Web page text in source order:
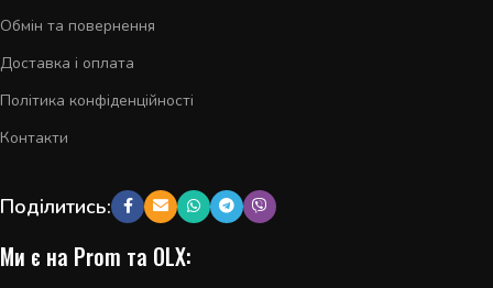
Обмін та повернення
Доставка і оплата
Політика конфіденційності
Контакти
Поділитись:
Ми є на Prom та OLX: